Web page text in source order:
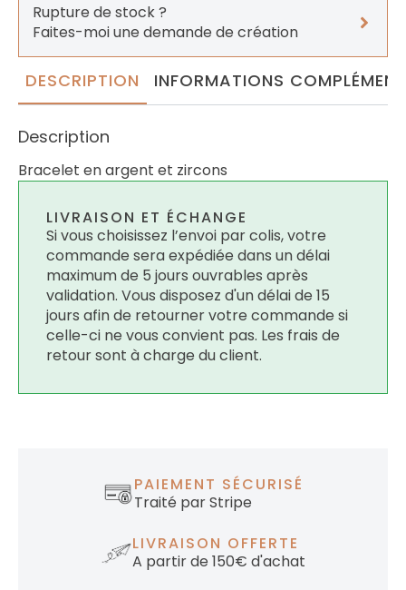
Rupture de stock ?
Faites-moi une demande de création
DESCRIPTION INFORMATIONS
Description
Bracelet en argent et zircons
LIVRAISON ET ÉCHANGE
Si vous choisissez l’envoi par colis, votre
commande sera expédiée dans un délai
maximum de 5 jours ouvrables après
validation. Vous disposez d'un délai de 15
jours afin de retourner votre commande si
celle-ci ne vous convient pas. Les frais de
retour sont à charge du client.
PAIEMENT SÉCURISÉ
Traité par Stripe
LIVRAISON OFFERTE
A partir de 150€ d'achat